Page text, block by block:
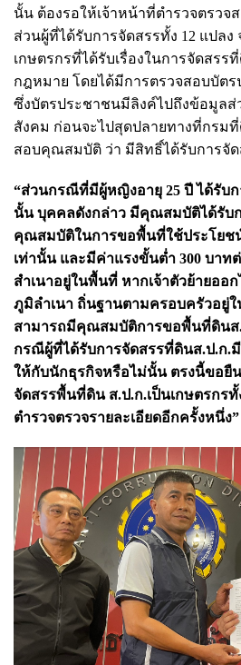
นั้น ต้องรอให้เจ้าหน้าที่ตำรวจตรวจ
ส่วนผู้ที่ได้รับการจัดสรรทั้ง 12 แปลง
เกษตรกรที่ได้รับเรื่องในการจัดสรร
กฎหมาย โดยได้มีการตรวจสอบบัต
ซึ่งบัตรประชาชนมีลิงค์ไปถึงข้อมูลส่
สังคม ก่อนจะไปสุดปลายทางที่กรม
สอบคุณสมบัติ ว่า มีสิทธิ์ได้รับการจั
“ส่วนกรณีที่มีผู้หญิงอายุ 25 ปี ได้รับก
นั้น บุคคลดังกล่าว มีคุณสมบัติได้รับก
คุณสมบัติในการขอพื้นที่ใช้ประโยช
เท่านั้น และมีค่าแรงขั้นต่ำ 300 บาท
สำเนาอยู่ในพื้นที่ หากเจ้าตัวย้ายอ
ภูมิลำเนา ถิ่นฐานตามครอบครัวอยู่
สามารถมีคุณสมบัติการขอพื้นที่ดินส
กรณีผู้ที่ได้รับการจัดสรรที่ดินส.ป.ก.
ให้กับนักธุรกิจหรือไม่นั้น ตรงนี้ขอยื
จัดสรรพื้นที่ดิน ส.ป.ก.เป็นเกษตรกร
ตำรวจตรวจรายละเอียดอีกครั้งหนึ่ง”